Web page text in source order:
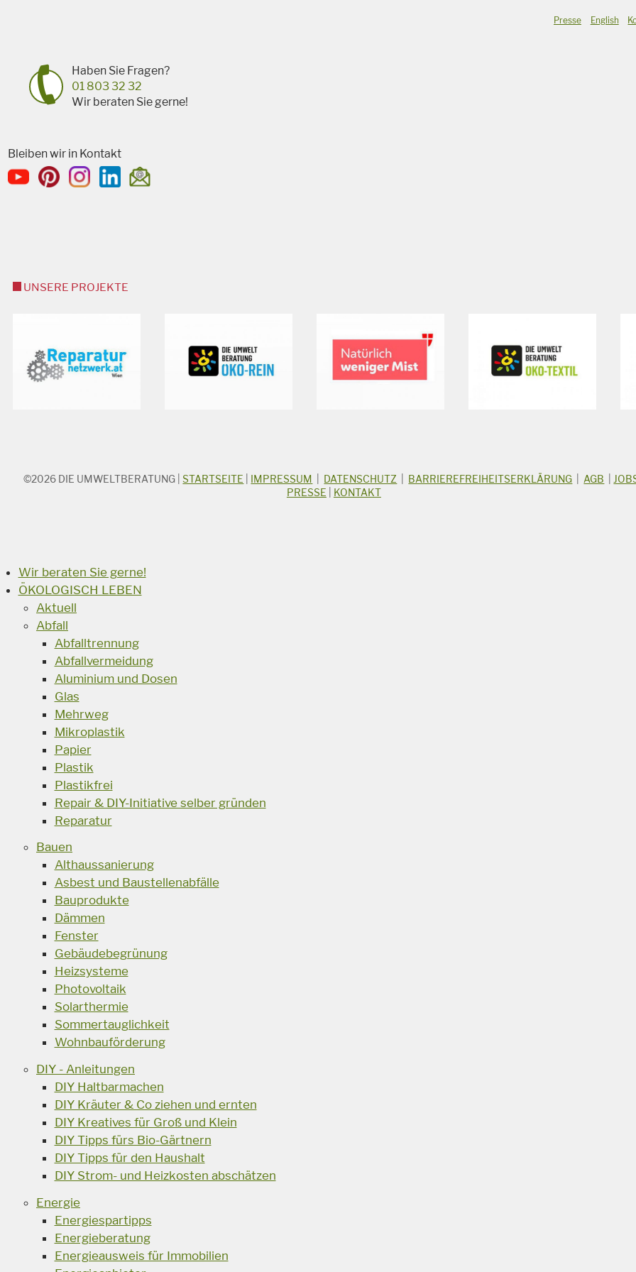
Presse English
Haben Sie Fragen?
01 803 32 32
Wir beraten Sie gerne!
Bleiben wir in Kontakt
UNSERE PROJEKTE
©2026 DIE UMWELTBERATUNG |STARTSEITE IMPRESSUM DATENSCHUTZ BARRIEREFREIHEITSERKLÄRUNG |AGB |
PRESSE
KONTAKT
Wir beraten Sie gerne!
ÖKOLOGISCH LEBEN
Aktuell
Abfall
Abfalltrennung
Abfallvermeidung
Aluminium und Dosen
Glas
Mehrweg
Mikroplastik
Papier
Plastik
Plastikfrei
Repair & DIY-Initiative selber gründen
Reparatur
Bauen
Althaussanierung
Asbest und Baustellenabfälle
Bauprodukte
Dämmen
Fenster
Gebäudebegrünung
Heizsysteme
Photovoltaik
Solarthermie
Sommertauglichkeit
Wohnbauförderung
DIY - Anleitungen
DIY Haltbarmachen
DIY Kräuter & Co ziehen und ernten
DIY Kreatives für Groß und Klein
DIY Tipps fürs Bio-Gärtnern
DIY Tipps für den Haushalt
DIY Strom- und Heizkosten abschätzen
Energie
Energiespartipps
Energieberatung
Energieausweis für Immobilien